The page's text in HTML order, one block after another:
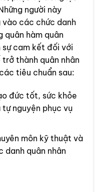
người này
các chức danh
quân hàm quân
sự cam kết đối với
thành quân nhân
tiêu chuẩn sau:
đức tốt, sức khỏe
nguyện phục vụ
môn kỹ thuật và
danh quân nhân